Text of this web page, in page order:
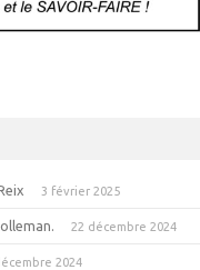
3 février 2025
22 décembre 2024
2024